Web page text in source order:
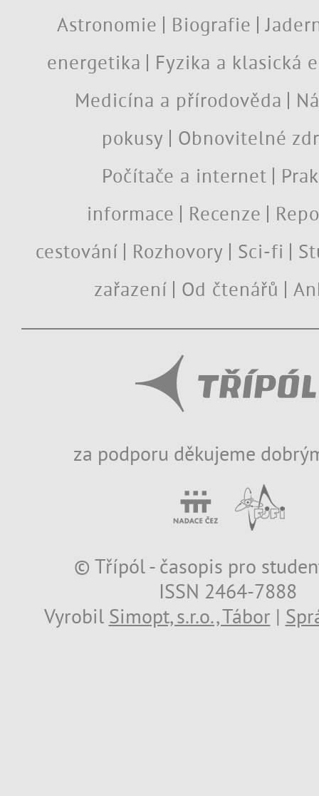
Astronomie Biografie
energetika
Fyzika a klasická
Medicína a přírodověda
pokusy
Obnovitelné
Počítače a internet
informace
Recenze
cestování
Rozhovory Sci-fi
zařazení
Od čtenářů
za podporu děkujeme
© Třípól - časopis pro
ISSN 2464-7888
Vyrobil Simopt, s.r.o., Tábor |